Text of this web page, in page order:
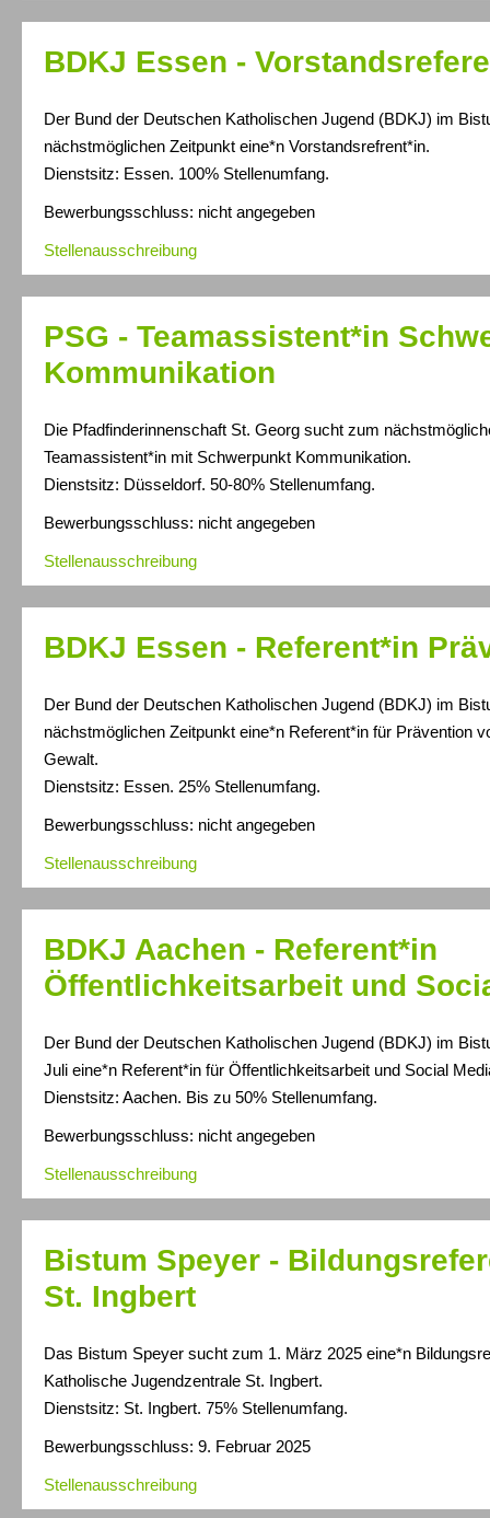
BDKJ Essen -
Der Bund der Deutschen Katholischen Jugend (BDKJ) im
nächstmöglichen Zeitpunkt eine*n Vorstandsrefrent*in.
Dienstsitz: Essen. 100% Stellenumfang.
Bewerbungsschluss: nicht angegeben
Stellenausschreibung
PSG - Teamassistent*in
Kommunikation
Die Pfadfinderinnenschaft St. Georg sucht zum
Teamassistent*in mit Schwerpunkt Kommunikation.
Dienstsitz: Düsseldorf. 50-80% Stellenumfang.
Bewerbungsschluss: nicht angegeben
Stellenausschreibung
BDKJ Essen - Referent*in
Der Bund der Deutschen Katholischen Jugend (BDKJ) im
nächstmöglichen Zeitpunkt eine*n Referent*in für Prävention
Gewalt.
Dienstsitz: Essen. 25% Stellenumfang.
Bewerbungsschluss: nicht angegeben
Stellenausschreibung
BDKJ Aachen - Referent*in
Öffentlichkeitsarbeit und
Der Bund der Deutschen Katholischen Jugend (BDKJ) im
Juli eine*n Referent*in für Öffentlichkeitsarbeit und Social
Dienstsitz: Aachen. Bis zu 50% Stellenumfang.
Bewerbungsschluss: nicht angegeben
Stellenausschreibung
Bistum Speyer -
St. Ingbert
Das Bistum Speyer sucht zum 1. März 2025 eine*n
Katholische Jugendzentrale St. Ingbert.
Dienstsitz: St. Ingbert. 75% Stellenumfang.
Bewerbungsschluss: 9. Februar 2025
Stellenausschreibung